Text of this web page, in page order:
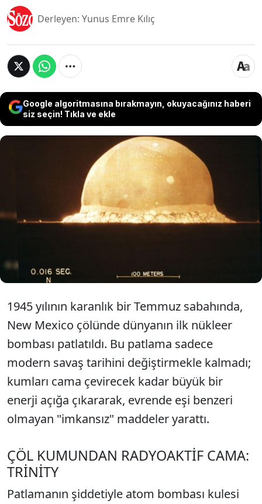
Derleyen: Yunus Emre Kılıç
Google algoritmasına bırakmayın, okuyacağınız haberi
siz seçin! Tıkla ve ekle
Bazı kristaller yapısı gereği normal bir kristale
benzer ve özelliği yoktur. Ama bazılarını da
diğerlerinden tamamen ayıran özellikle taşıyor.
Bu gibi eşsiz kristallerden birisi de aslında bir
felaket esnasında ortaya çıktı. Bilim insanları
1945 yılının karanlık bir Temmuz sabahında,
New Mexico çölünde dünyanın ilk nükleer
bombası patlatıldı. Bu patlama sadece
modern savaş tarihini değiştirmekle kalmadı;
kumları cama çevirecek kadar büyük bir
enerji açığa çıkararak, evrende eşi benzeri
olmayan "imkansız" maddeler yarattı.
ÇÖL KUMUNDAN RADYOAKTİF CAMA:
TRİNİTY
Patlamanın şiddetiyle atom bombası kulesi